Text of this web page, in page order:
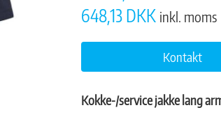
648,13 DKK inkl. moms
Kontakt
Kokke-/service jakke lang